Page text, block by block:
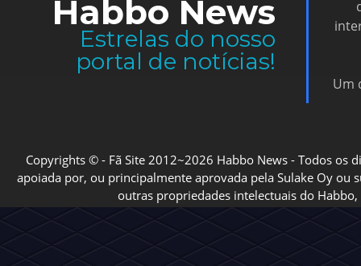
Habbo News
Estrelas do nosso
portal de notícias!
Um
Copyrights © - Fã Site 2012~2026 Habbo News - Todos os
apoiada por, ou principalmente aprovada pela Sulake Oy ou
outras propriedades intelectuais do